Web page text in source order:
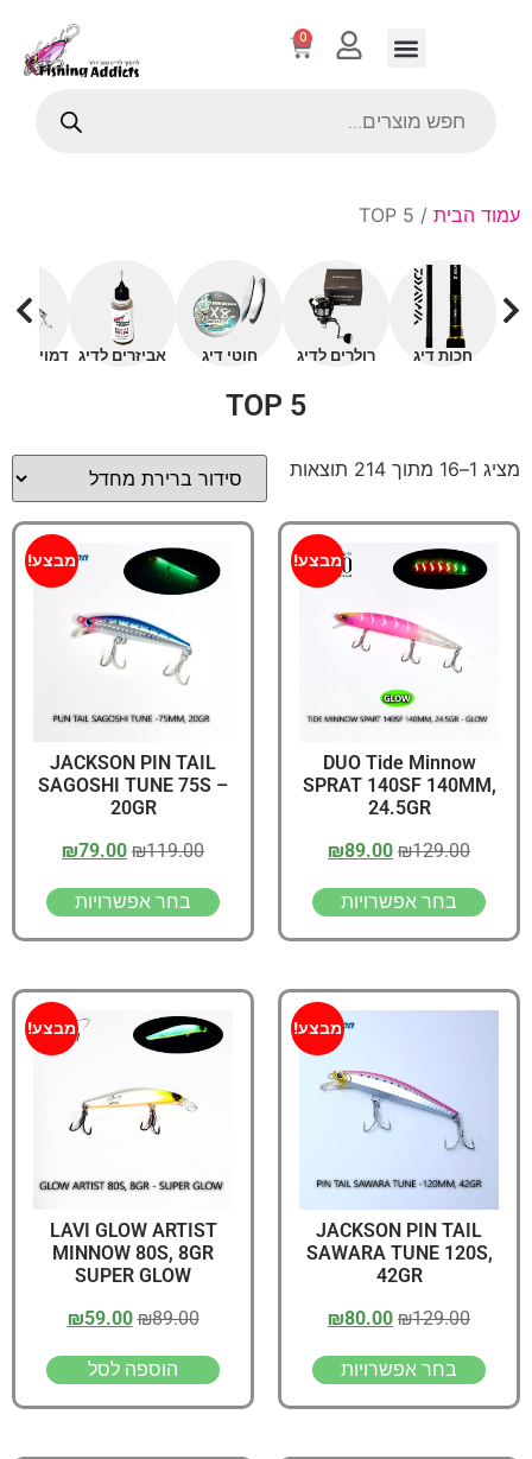
0
עמוד הבית / TOP 5
חכות דיג רולרים לדיג חוטי דיג אביזרים לדיג דמויים
TOP 5
מציג 1–16 מתוך 214 תוצאות
מבצע!
DUO Tide Minnow
SPRAT 140SF 140MM,
24.5GR
₪129.00
₪89.00
בחר אפשרויות
מבצע!
JACKSON PIN TAIL
SAGOSHI TUNE 75S –
20GR
₪119.00
₪79.00
בחר אפשרויות
מבצע!
JACKSON PIN TAIL
SAWARA TUNE 120S,
42GR
₪129.00
₪80.00
בחר אפשרויות
מבצע!
LAVI GLOW ARTIST
MINNOW 80S, 8GR
SUPER GLOW
₪89.00
₪59.00
הוספה לסל